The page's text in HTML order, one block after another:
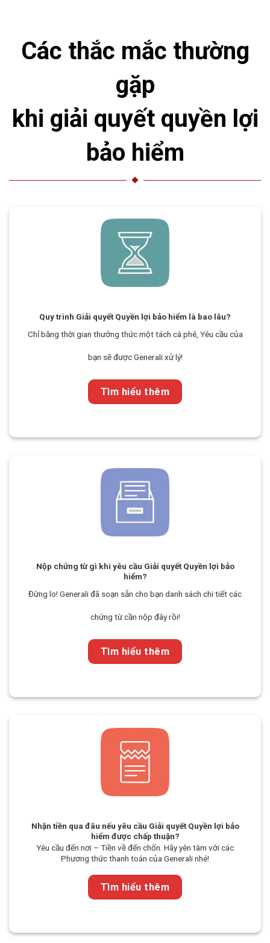
Các thắc mắc thường
gặp
khi giải quyết quyền lợi
bảo hiểm
Quy trình Giải quyết Quyền lợi bảo hiểm là bao lâu?
Chỉ bằng thời gian thưởng thức một tách cà phê, Yêu cầu của
bạn sẽ được Generali xử lý!
Tìm hiểu thêm
Nộp chứng từ gì khi yêu cầu Giải quyết Quyền lợi bảo
hiểm?
Đừng lo! Generali đã soạn sẵn cho bạn danh sách chi tiết các
chứng từ cần nộp đây rồi!
Tìm hiểu thêm
Nhận tiền qua đâu nếu yêu cầu Giải quyết Quyền lợi bảo
hiểm được chấp thuận?
Yêu cầu đến nơi – Tiền về đến chốn. Hãy yên tâm với các
Phương thức thanh toán của Generali nhé!
Tìm hiểu thêm